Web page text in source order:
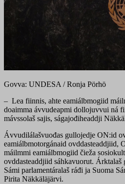
Govva: UNDESA / Ronja Pörhö
– Lea fiinnis, ahte eamiálbmogiid
doaimma ávvudeapmi dollojuvvui ná
mávssolaš sajis, ságajođiheaddji
Ávvudilálašvuođas gullojedje ON:id
eamiálbmotorgánaid ovddasteaddjiid,
máilmmi eamiálbmogiid čieža
ovddasteaddjiid sáhkavuorut. Árktalaš
Sámi parlamentáralaš ráđi ja Suoma
Pirita Näkkäläjärvi.